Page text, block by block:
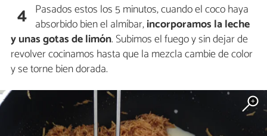
4 Pasados estos los 5 minutos, cuando el coco haya
absorbido bien el almíbar,incorporamos la leche
y unas gotas de limón. Subimos el fuego y sin dejar de
revolver cocinamos hasta que la mezcla cambie de color
y se torne bien dorada.